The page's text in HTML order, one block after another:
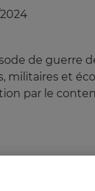
de
et
par le